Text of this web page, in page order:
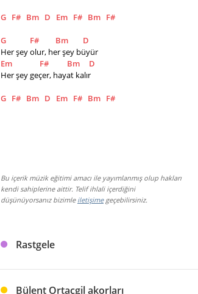
G F# Bm D Em F# Bm F#
G F# Bm
D
Her şey olur, her şey büyür
Em
F# Bm
D
Her şey geçer, hayat kalır
G F# Bm D Em F# Bm F#
Bu içerik müzik eğitimi amacı ile yayımlanmış olup hakları
kendi sahiplerine aittir. Telif ihlali içerdiğini
düşünüyorsanız bizimle iletişimegeçebilirsiniz.
Rastgele
Bülent Ortaçgil akorları